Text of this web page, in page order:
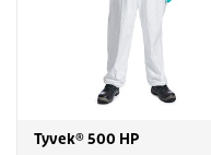
Tyvek® 500 HP